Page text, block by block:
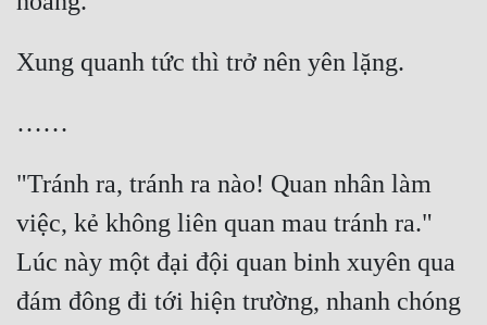
Xung quanh tức thì trở nên yên lặng.
……
"Tránh ra, tránh ra nào! Quan nhân làm
việc, kẻ không liên quan mau tránh ra."
Lúc này một đại đội quan binh xuyên qua
đám đông đi tới hiện trường, nhanh chóng